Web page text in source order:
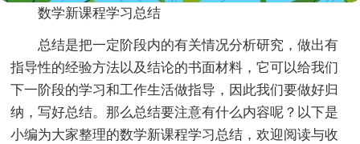
数学新课程学习总结
总结是把一定阶段内的有关情况分析研究，做出有
指导性的经验方法以及结论的书面材料，它可以给我们
下一阶段的学习和工作生活做指导，因此我们要做好归
纳，写好总结。那么总结要注意有什么内容呢？以下是
小编为大家整理的数学新课程学习总结，欢迎阅读与收